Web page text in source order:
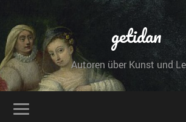
getidan
Autoren über Kunst und